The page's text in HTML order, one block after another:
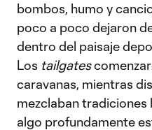
bombos, humo y
poco a poco dejaron
dentro del paisaje
Los tailgates
caravanas, mientras
mezclaban
algo profundamente